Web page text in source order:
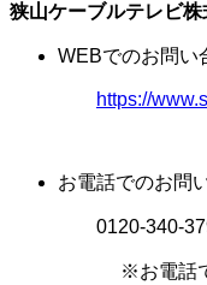
狭山ケーブルテレビ株
WEBでのお問い
https://
お電話でのお問
0120-340-379 (9
※お電話でお問